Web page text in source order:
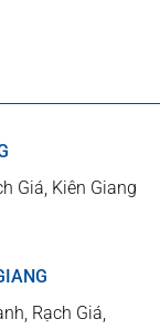
Giá, Kiên Giang
Rạch Giá,